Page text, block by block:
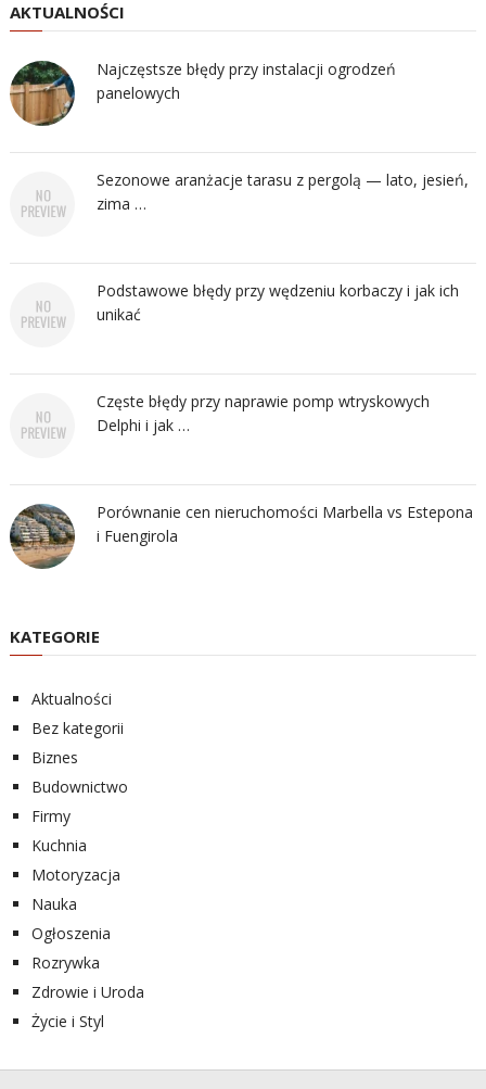
AKTUALNOŚCI
Najczęstsze błędy przy instalacji ogrodzeń
panelowych
Sezonowe aranżacje tarasu z pergolą — lato, jesień,
zima …
Podstawowe błędy przy wędzeniu korbaczy i jak ich
unikać
Częste błędy przy naprawie pomp wtryskowych
Delphi i jak …
Porównanie cen nieruchomości Marbella vs Estepona
i Fuengirola
KATEGORIE
Aktualności
Bez kategorii
Biznes
Budownictwo
Firmy
Kuchnia
Motoryzacja
Nauka
Ogłoszenia
Rozrywka
Zdrowie i Uroda
Życie i Styl